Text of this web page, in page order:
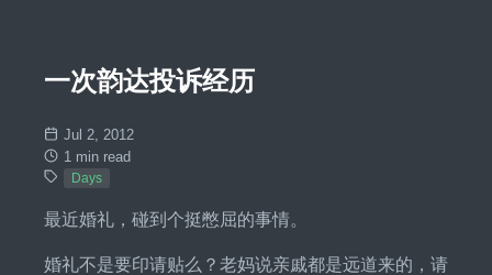
一次韵达投诉经历
Jul 2, 2012
1 min read
Days
最近婚礼，碰到个挺憋屈的事情。
婚礼不是要印请贴么？老妈说亲戚都是远道来的，请